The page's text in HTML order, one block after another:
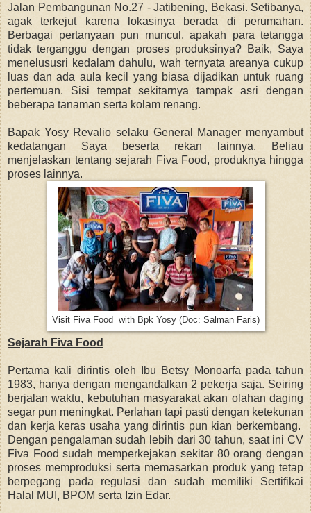
Jalan Pembangunan No.27 - Jatibening, Bekasi. Setibanya,
agak terkejut karena lokasinya berada di perumahan.
Berbagai pertanyaan pun muncul, apakah para tetangga
tidak terganggu dengan proses produksinya? Baik, Saya
menelususri kedalam dahulu, wah ternyata areanya cukup
luas dan ada aula kecil yang biasa dijadikan untuk ruang
pertemuan. Sisi tempat sekitarnya tampak asri dengan
beberapa tanaman serta kolam renang.
Bapak Yosy Revalio selaku General Manager menyambut
kedatangan Saya beserta rekan lainnya. Beliau
menjelaskan tentang sejarah Fiva Food, produknya hingga
proses lainnya.
Visit Fiva Food with Bpk Yosy (Doc: Salman Faris)
Sejarah Fiva Food
Pertama kali dirintis oleh Ibu Betsy Monoarfa pada tahun
1983, hanya dengan mengandalkan 2 pekerja saja. Seiring
berjalan waktu, kebutuhan masyarakat akan olahan daging
segar pun meningkat. Perlahan tapi pasti dengan ketekunan
dan kerja keras usaha yang dirintis pun kian berkembang.
Dengan pengalaman sudah lebih dari 30 tahun, saat ini CV
Fiva Food sudah memperkejakan sekitar 80 orang dengan
proses memproduksi serta memasarkan produk yang tetap
berpegang pada regulasi dan sudah memiliki Sertifikai
Halal MUI, BPOM serta Izin Edar.